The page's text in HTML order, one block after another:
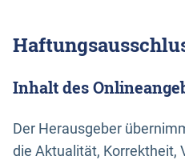
Inhalt des
Der Herausgeber
die Aktualität, Korrektheit,